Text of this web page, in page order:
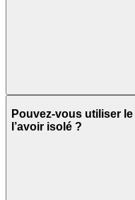
Pouvez-vous utiliser
l’avoir isolé ?